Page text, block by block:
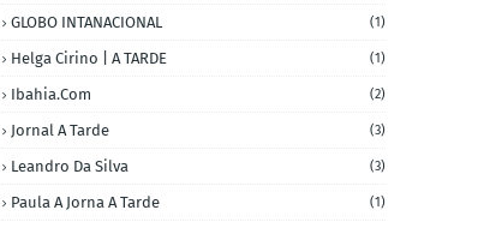
GLOBO INTANACIONAL (1)
Helga Cirino | A TARDE (1)
Ibahia.com (2)
Jornal A Tarde (3)
Leandro Da Silva (3)
Paula A Jorna A Tarde (1)